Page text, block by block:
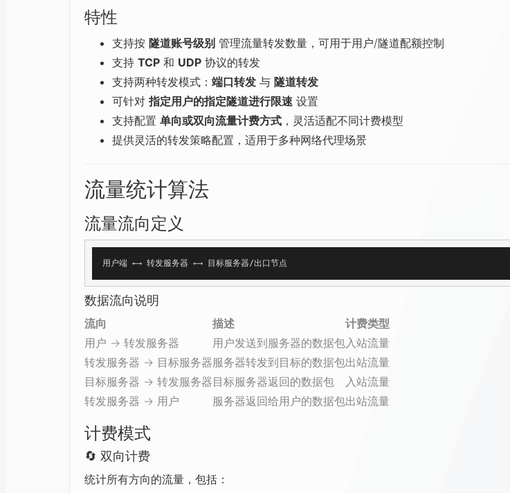
特性
支持按 隧道账号级别 管理流量转发数量，可用于用户/隧道配额控制
支持 TCP 和 UDP 协议的转发
支持两种转发模式： 端口转发 与 隧道转发
可针对 指定用户的指定隧道进行限速 设置
支持配置 单向或双向流量计费方式 ，灵活适配不同计费模型
提供灵活的转发策略配置，适用于多种网络代理场景
流量统计算法
流量流向定义
数据流向说明
流向 描述
计费类型
用户 → 转发服务器
用户发送到服务器的数据包入站流量
转发服务器 → 目标服务器服务器转发到目标的数据包出站流量
目标服务器 → 转发服务器目标服务器返回的数据包
入站流量
转发服务器 → 用户
服务器返回给用户的数据包出站流量
计费模式
🔄 双向计费
统计所有方向的流量，包括：